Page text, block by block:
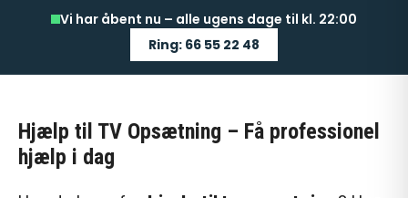
Vi har åbent nu – alle ugens dage til kl. 22:00
Ring: 66 55 22 48
Hjælp til TV Opsætning – Få professionel
hjælp i dag